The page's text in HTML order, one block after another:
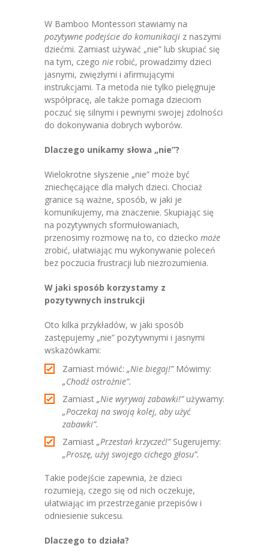
W Bamboo Montessori stawiamy na
pozytywne podejście do komunikacji z naszymi
dziećmi. Zamiast używać „nie” lub skupiać się
na tym, czego nie robić, prowadzimy dzieci
jasnymi, zwięzłymi i afirmującymi
instrukcjami. Ta metoda nie tylko pielęgnuje
współpracę, ale także pomaga dzieciom
poczuć się silnymi i pewnymi swojej zdolności
do dokonywania dobrych wyborów.
Dlaczego unikamy słowa „nie”?
Wielokrotne słyszenie „nie” może być
zniechęcające dla małych dzieci. Chociaż
granice są ważne, sposób, w jaki je
komunikujemy, ma znaczenie. Skupiając się
na pozytywnych sformułowaniach,
przenosimy rozmowę na to, co dziecko może
zrobić, ułatwiając mu wykonywanie poleceń
bez poczucia frustracji lub niezrozumienia.
W jaki sposób korzystamy z
pozytywnych instrukcji
Oto kilka przykładów, w jaki sposób
zastępujemy „nie” pozytywnymi i jasnymi
wskazówkami:
Zamiast mówić: „Nie biegaj!”Mówimy:
„Chodź ostrożnie”.
Zamiast „Nie wyrywaj zabawki!”używamy:
„Poczekaj na swoją kolej, aby użyć
zabawki”.
Zamiast „Przestań krzyczeć!”Sugerujemy:
„Proszę, użyj swojego cichego głosu”.
Takie podejście zapewnia, że dzieci
rozumieją, czego się od nich oczekuje,
ułatwiając im przestrzeganie przepisów i
odniesienie sukcesu.
Dlaczego to działa?